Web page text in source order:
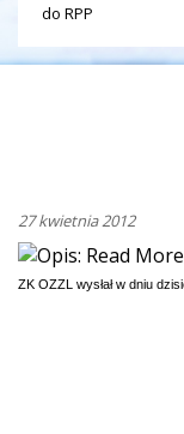
do RPP
27 kwietnia 2012
ZK OZZL wysłał w dniu